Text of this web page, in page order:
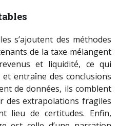
s’ajoutent des méthodes
de la taxe mélangent
et liquidité, ce qui
entraîne des conclusions
de données, ils comblent
des extrapolations fragiles
lieu de certitudes. Enfin,